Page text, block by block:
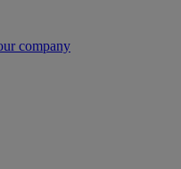
company